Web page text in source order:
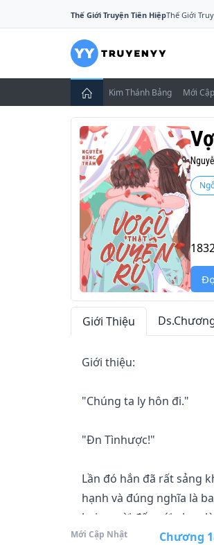
Thế Giới Truyện Tiên HiệpThế Giới
Kim Thánh Bảng Mới
Giới Thiệu
Giới thiệu:
"Chúng ta ly hôn đi."
"Đn Tìnhược!"
Lần đó hắn đã rất sảng
hạnh và đúng nghĩa là
hai người đến với nhau
Mới Cập Nhật Chương